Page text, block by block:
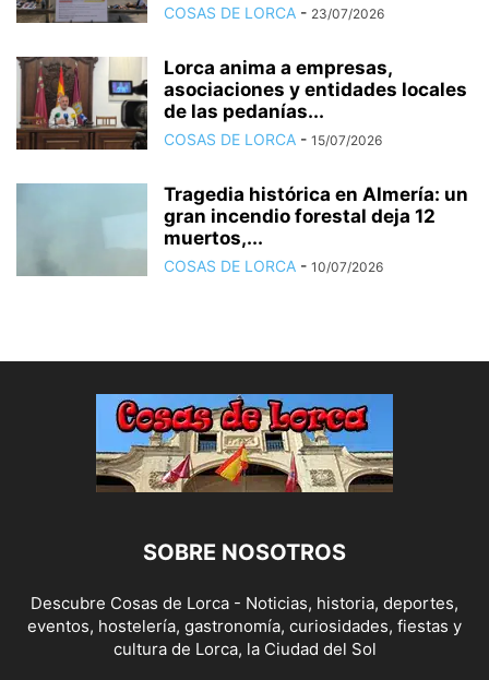
COSAS DE LORCA - 23/07/2026
Lorca anima a empresas,
asociaciones y entidades locales
de las pedanías...
COSAS DE LORCA - 15/07/2026
Tragedia histórica en Almería: un
gran incendio forestal deja 12
muertos,...
COSAS DE LORCA - 10/07/2026
SOBRE NOSOTROS
Descubre Cosas de Lorca - Noticias, historia, deportes,
eventos, hostelería, gastronomía, curiosidades, fiestas y
cultura de Lorca, la Ciudad del Sol